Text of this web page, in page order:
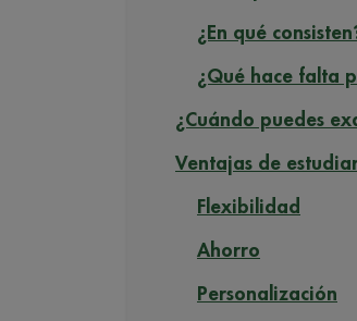
¿En qué
¿Qué hace falta
¿Cuándo puedes
Ventajas de
Flexibilidad
Ahorro
Personalización